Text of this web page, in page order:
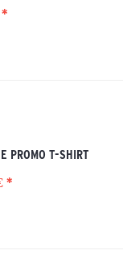
*
PROMO T-SHIRT
*